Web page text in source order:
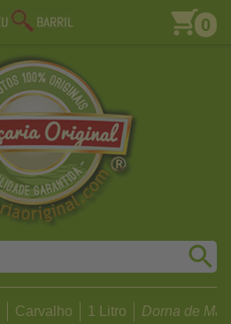
0
Carvalho 1 Litro Dorna de